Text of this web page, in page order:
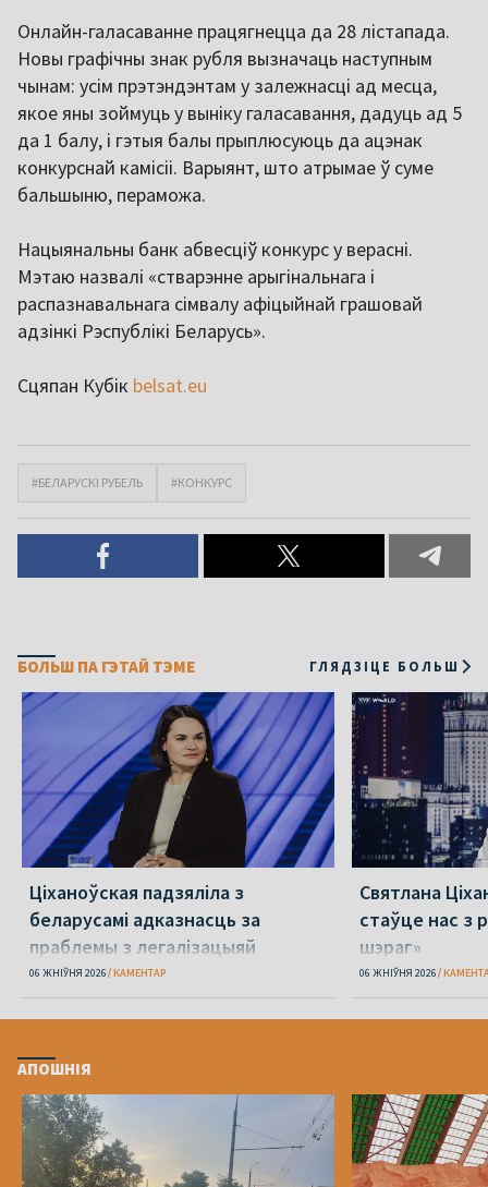
Онлайн-галасаванне працягнецца да 28 лістапада.
Новы графічны знак рубля вызначаць наступным
чынам: усім прэтэндэнтам у залежнасці ад месца,
якое яны зоймуць у выніку галасавання, дадуць ад 5
да 1 балу, і гэтыя балы прыплюсуюць да ацэнак
конкурснай камісіі. Варыянт, што атрымае ў суме
бальшыню, пераможа.
Нацыянальны банк абвесціў конкурс у верасні.
Мэтаю назвалі «стварэнне арыгінальнага і
распазнавальнага сімвалу афіцыйнай грашовай
адзінкі Рэспублікі Беларусь».
Сцяпан Кубік belsat.eu
#БЕЛАРУСКІ РУБЕЛЬ #КОНКУРС
БОЛЬШ ПА ГЭТАЙ ТЭМЕ ГЛЯДЗІЦЕ БОЛЬШ
Ціханоўская падзяліла з
беларусамі адказнасць за
праблемы з легалізацыяй
06 ЖНІЎНЯ 2026 КАМЕНТАР
Святлана
стаўце нас з
шэраг»
06 ЖНІЎНЯ 2026
АПОШНІЯ